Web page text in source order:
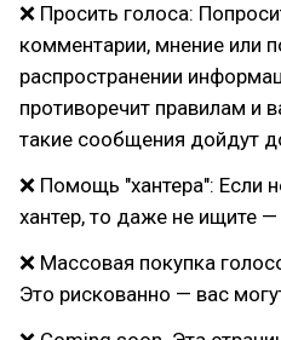
❌ Просить голоса:
комментарии, мнение или
распространении
противоречит правилам и
такие сообщения дойдут
❌ Помощь "хантера": Если
хантер, то даже не ищите —
❌ Массовая покупка
Это рискованно — вас